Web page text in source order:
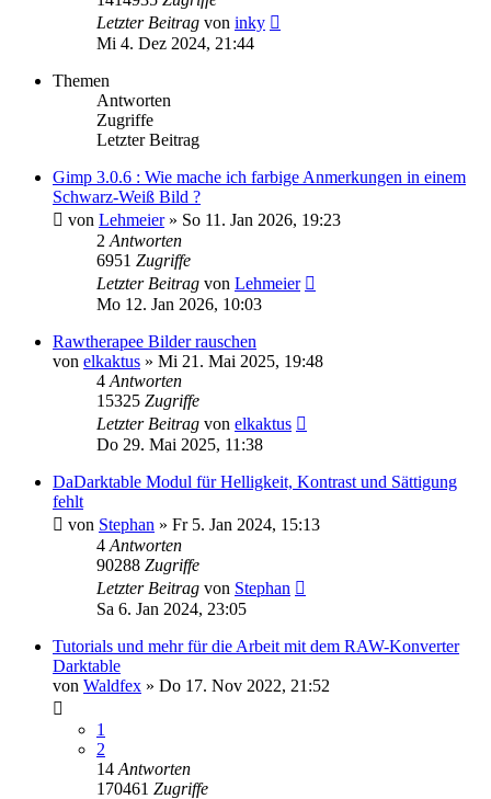
Letzter Beitrag von inky
Mi 4. Dez 2024, 21:44
Themen
Antworten
Zugriffe
Letzter Beitrag
Gimp 3.0.6 : Wie mache ich farbige Anmerkungen in einem
Schwarz-Weiß Bild ?
von Lehmeier» So 11. Jan 2026, 19:23
2 Antworten
6951 Zugriffe
Letzter Beitrag von Lehmeier
Mo 12. Jan 2026, 10:03
Rawtherapee Bilder rauschen
von elkaktus » Mi 21. Mai 2025, 19:48
4 Antworten
15325 Zugriffe
Letzter Beitrag von elkaktus
Do 29. Mai 2025, 11:38
DaDarktable Modul für Helligkeit, Kontrast und Sättigung
fehlt
von Stephan » Fr 5. Jan 2024, 15:13
4 Antworten
90288 Zugriffe
Letzter Beitrag von Stephan
Sa 6. Jan 2024, 23:05
Tutorials und mehr für die Arbeit mit dem RAW-Konverter
Darktable
von Waldfex » Do 17. Nov 2022, 21:52
1
2
14 Antworten
170461 Zugriffe